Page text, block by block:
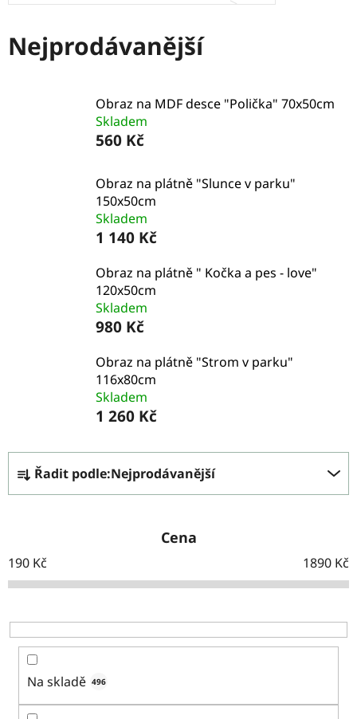
Nejprodávanější
Obraz na MDF desce "Polička" 70x50cm
Skladem
560 Kč
Obraz na plátně "Slunce v parku"
150x50cm
Skladem
1 140 Kč
Obraz na plátně " Kočka a pes - love"
120x50cm
Skladem
980 Kč
Obraz na plátně "Strom v parku"
116x80cm
Skladem
1 260 Kč
Ř
a
n
í
p
r
d
Řadit podle:Nejprodávanější
Cena
190 Kč 1890 Kč
Na skladě 496